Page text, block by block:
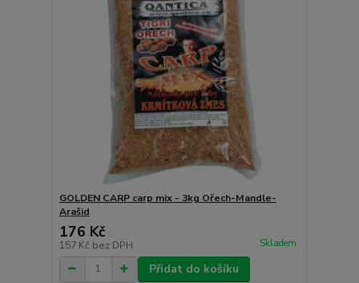
GOLDEN CARP carp mix - 3kg Ořech-Mandle-
Arašid
176 Kč
157 Kč bez DPH Skladem
Přidat do košíku